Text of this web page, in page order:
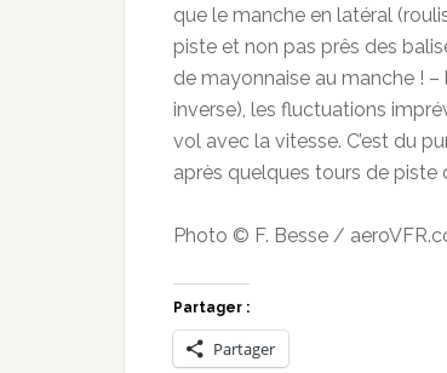
que le manche en latéral
piste et non pas prês des
de mayonnaise au manche !
inverse), les fluctuations
vol avec la vitesse. C’est du
après quelques tours de piste
Photo © F. Besse /
Partager :
Partager